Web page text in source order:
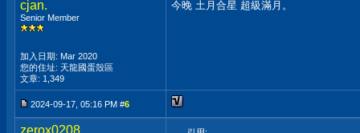
cjan.
Senior Member
加入日期: Mar 2020
您的住址: 天龍國蛋殼區
文章: 1,349
今晚 土月合星 超級滿月。
2024-09-17, 05:16 PM #6
zerox0208